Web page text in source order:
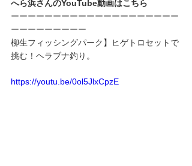
へら浜さんのYouTube動画はこちら
ーーーーーーーーーーーーーーーーーーーー
ーーーーーーーーー
柳生フィッシングパーク】ヒゲトロセットで
挑む！ヘラブナ釣り。
https://youtu.be/0ol5JlxCpzE